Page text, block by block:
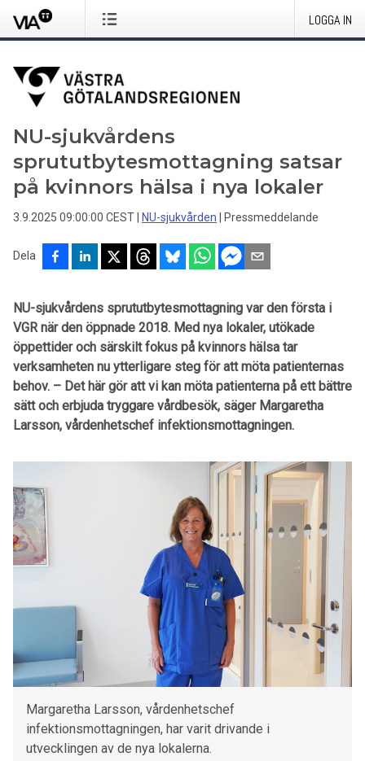
LOGGA IN
NU-sjukvårdens
sprututbytesmottagning satsar
på kvinnors hälsa i nya lokaler
3.9.2025 09:00:00 CEST NU-sjukvården Pressmeddelande
Dela
NU-sjukvårdens sprututbytesmottagning var den första i
VGR när den öppnade 2018. Med nya lokaler, utökade
öppettider och särskilt fokus på kvinnors hälsa tar
verksamheten nu ytterligare steg för att möta patienternas
behov. – Det här gör att vi kan möta patienterna på ett bättre
sätt och erbjuda tryggare vårdbesök, säger Margaretha
Larsson, vårdenhetschef infektionsmottagningen.
Margaretha Larsson, vårdenhetschef
infektionsmottagningen, har varit drivande i
utvecklingen av de nya lokalerna.